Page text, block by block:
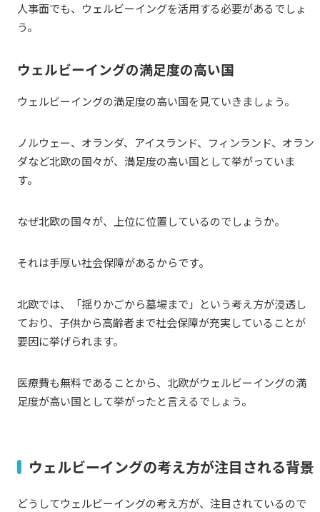
人事面でも、ウェルビーイングを活用する必要があるでしょ
う。
ウェルビーイングの満足度の高い国
ウェルビーイングの満足度の高い国を見ていきましょう。
ノルウェー、オランダ、アイスランド、フィンランド、オラン
ダなど北欧の国々が、満足度の高い国として挙がっていま
す。
なぜ北欧の国々が、上位に位置しているのでしょうか。
それは手厚い社会保障があるからです。
北欧では、「揺りかごから墓場まで」という考え方が浸透し
ており、子供から高齢者まで社会保障が充実していることが
要因に挙げられます。
医療費も無料であることから、北欧がウェルビーイングの満
足度が高い国として挙がったと言えるでしょう。
ウェルビーイングの考え方が注目される背景
どうしてウェルビーイングの考え方が、注目されているので